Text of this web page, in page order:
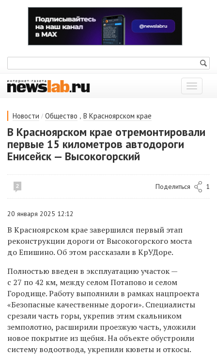
Показать
меню
Новости / Общество , В Красноярском крае
В Красноярском крае отремонтировали
первые 15 километров автодороги
Енисейск — Высокогорский
2 Поделиться 1
20 января 2025 12:12
В Красноярском крае завершился первый этап
реконструкции дороги от Высокогорского моста
до Епишино. Об этом рассказали в КрУДоре.
Полностью введен в эксплуатацию участок —
с 27 по 42 км, между селом Потапово и селом
Городище. Работу выполнили в рамках нацпроекта
«Безопасные качественные дороги». Специалисты
срезали часть горы, укрепив этим скальником
земполотно, расширили проезжую часть, уложили
новое покрытие из щебня. На объекте обустроили
систему водоотвода, укрепили кюветы и откосы.